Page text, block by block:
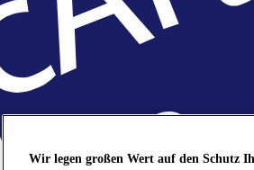
Wir legen großen Wert auf den Schutz